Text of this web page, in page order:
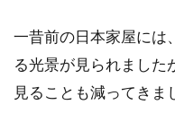
一昔前の日本家屋には
る光景が見られました
見ることも減ってきま